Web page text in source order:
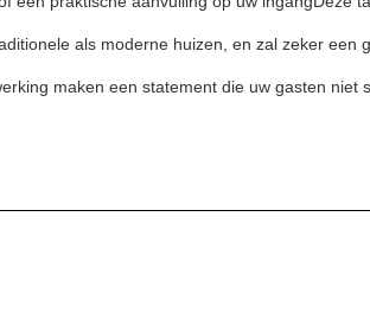
als moderne huizen, en zal zeker een
maken een statement die uw gasten niet